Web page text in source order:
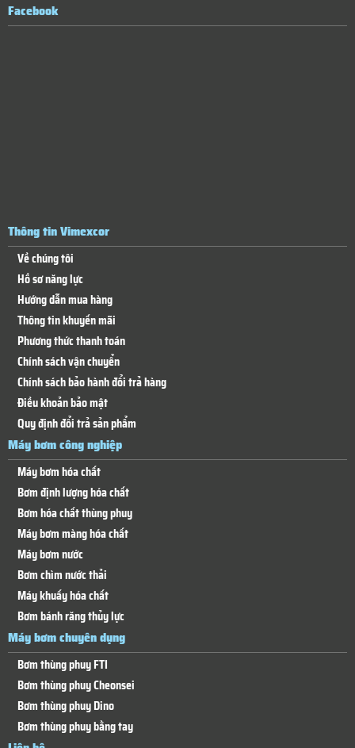
Facebook
Thông tin Vimexcor
Về chúng tôi
Hồ sơ năng lực
Hướng dẫn mua hàng
Thông tin khuyến mãi
Phương thức thanh toán
Chính sách vận chuyển
Chính sách bảo hành đổi trả hàng
Điều khoản bảo mật
Quy định đổi trả sản phẩm
Máy bơm công nghiệp
Máy bơm hóa chất
Bơm định lượng hóa chất
Bơm hóa chất thùng phuy
Máy bơm màng hóa chất
Máy bơm nước
Bơm chìm nước thải
Máy khuấy hóa chất
Bơm bánh răng thủy lực
Máy bơm chuyên dụng
Bơm thùng phuy FTI
Bơm thùng phuy Cheonsei
Bơm thùng phuy Dino
Bơm thùng phuy bằng tay